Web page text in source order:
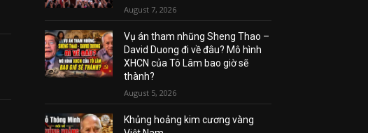
August 7, 2026
Vụ án tham nhũng Sheng Thao –
David Duong đi về đâu? Mô hình
XHCN của Tô Lâm bao giờ sẽ
thành?
August 5, 2026
Khủng hoảng kim cương vàng